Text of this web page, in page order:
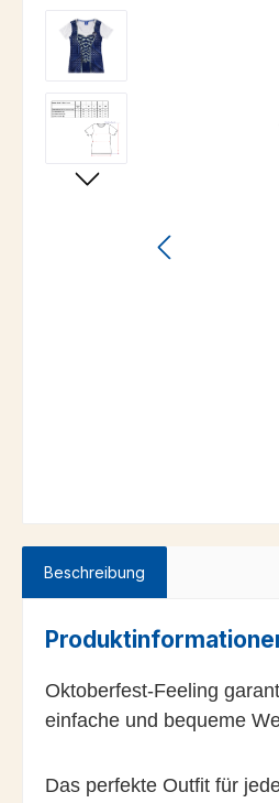
Bildergalerie überspringen
Beschreibung
Oktoberfest-Feeling
einfache und bequeme
Das perfekte Outfit für